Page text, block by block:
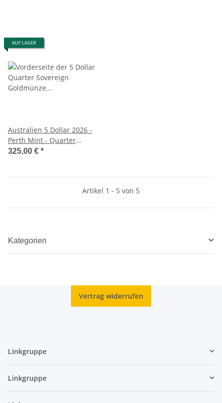
AUF LAGER
Australien 5 Dollar 2026 -
Perth Mint - Quarter
Sovereign - Gold
325,00 € *
Artikel 1 - 5 von 5
Kategorien
Vertrag widerrufen
Linkgruppe
Linkgruppe